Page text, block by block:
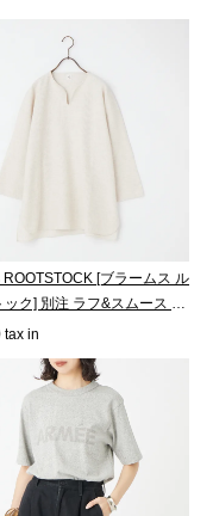
[ブラームス ル
ック] 別注 ラフ&スムース サ
tax in